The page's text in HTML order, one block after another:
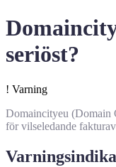
seriöst?
! Varning
Domaincityeu (Domain
för vilseledande